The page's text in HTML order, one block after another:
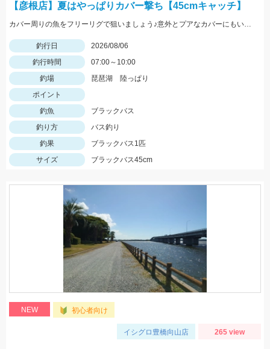
【彦根店】夏はやっぱりカバー撃ち【45cmキャッチ】
カバー周りの魚をフリーリグで狙いましょう♪意外とプアなカバーにもいますよ♪
釣行日
2026/08/06
釣行時間
07:00～10:00
釣場
琵琶湖 陸っぱり
ポイント
釣魚
ブラックバス
釣り方
バス釣り
釣果
ブラックバス1匹
サイズ
ブラックバス45cm
NEW 初心者向け
イシグロ豊橋向山店 265 view